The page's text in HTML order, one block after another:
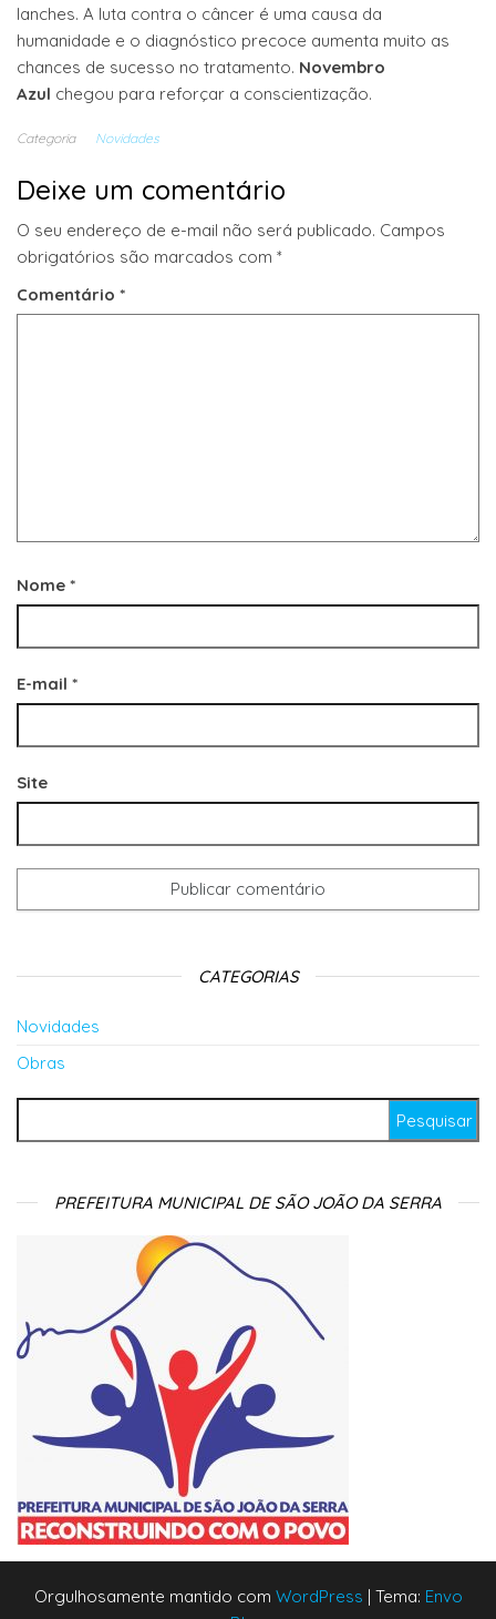
lanches. A luta contra o câncer é uma causa da
humanidade e o diagnóstico precoce aumenta muito as
chances de sucesso no tratamento. Novembro
Azul chegou para reforçar a conscientização.
Categoria Novidades
Deixe um comentário
O seu endereço de e-mail não será publicado. Campos
obrigatórios são marcados com *
Comentário *
Nome *
E-mail *
Site
CATEGORIAS
Novidades
Obras
PREFEITURA MUNICIPAL DE SÃO JOÃO DA SERRA
Orgulhosamente mantido com WordPress | Tema: Envo